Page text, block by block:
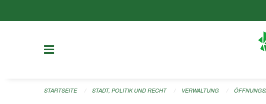
STARTSEITE STADT, POLITIK UND RECHT VERWALTUNG